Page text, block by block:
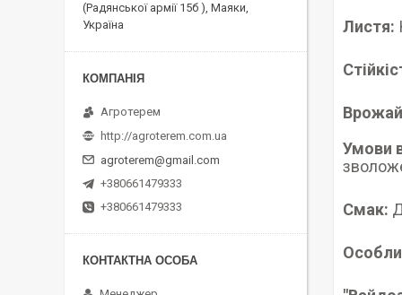
Листя:
Умови
Смак:
(Радянської армії 15б ), Маяки,
Україна
Агротерем
http://agroterem.com.ua
agroterem@gmail.com
+380661479333
+380661479333